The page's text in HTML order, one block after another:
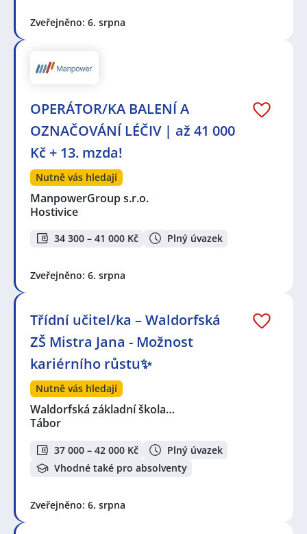
Zveřejněno: 6. srpna
OPERÁTOR/KA BALENÍ A
OZNAČOVÁNÍ LÉČIV | až 41 000
Kč + 13. mzda!
Nutně vás hledají
ManpowerGroup s.r.o.
Hostivice
34 300 – 41 000 Kč Plný úvazek
Zveřejněno: 6. srpna
Třídní učitel/ka – Waldorfská
ZŠ Mistra Jana - Možnost
kariérního růstu✨
Nutně vás hledají
Waldorfská základní škola…
Tábor
37 000 – 42 000 Kč
Plný úvazek
Vhodné také pro absolventy
Zveřejněno: 6. srpna